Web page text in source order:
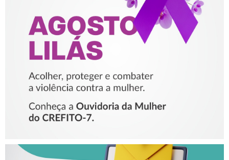
AGOSTO LILÁS – ACOLHER,
PROTEGER E COMBATER A
VIOLÊNCIA CONTRA A
MULHER